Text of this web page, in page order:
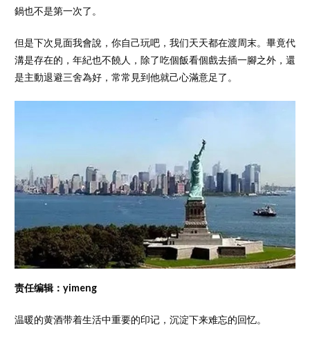
鍋也不是第一次了。
但是下次見面我會說，你自己玩吧，我们天天都在渡周末。畢竟代
溝是存在的，年紀也不饒人，除了吃個飯看個戲去插一腳之外，還
是主動退避三舍為好，常常見到他就己心滿意足了。
责任编辑：yimeng
温暖的黄酒带着生活中重要的印记，沉淀下来难忘的回忆。